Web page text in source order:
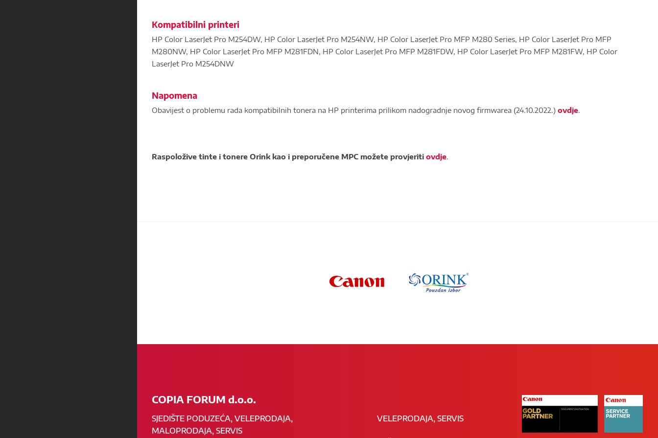
Kompatibilni printeri
HP Color LaserJet Pro M254DW, HP Color LaserJet Pro M254NW, HP Color LaserJet Pro MFP M280 Series, HP Color LaserJet Pro MFP
M280NW, HP Color LaserJet Pro MFP M281FDN, HP Color LaserJet Pro MFP M281FDW, HP Color LaserJet Pro MFP M281FW, HP Color
LaserJet Pro M254DNW
Napomena
Obavijest o problemu rada kompatibilnih tonera na HP printerima prilikom nadogradnje novog firmwarea (24.10.2022.) ovdje
Raspoložive tinte i tonere Orink kao i preporučene MPC možete provjeriti ovdje
COPIA FORUM d.o.o.
SJEDIŠTE PODUZEĆA, VELEPRODAJA,
MALOPRODAJA, SERVIS
VELEPRODAJA, SERVIS